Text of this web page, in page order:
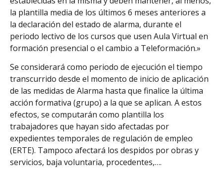
la plantilla media de los últimos 6 meses anteriores a
la declaración del estado de alarma, durante el
periodo lectivo de los cursos que usen Aula Virtual en
formación presencial o el cambio a Teleformación.»
Se considerará como periodo de ejecución el tiempo
transcurrido desde el momento de inicio de aplicación
de las medidas de Alarma hasta que finalice la última
acción formativa (grupo) a la que se aplican. A estos
efectos, se computarán como plantilla los
trabajadores que hayan sido afectadas por
expedientes temporales de regulación de empleo
(ERTE). Tampoco afectará los despidos por obras y
servicios, baja voluntaria, procedentes,….